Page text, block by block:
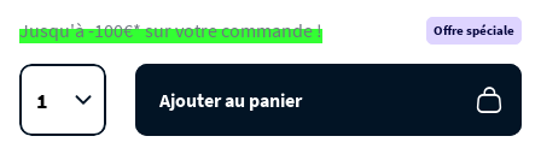
Jusqu'à -100€* sur votre commande ! Offre spéciale
Ajouter au panier